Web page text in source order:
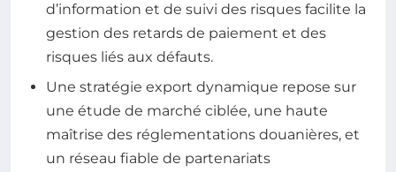
d’information et de suivi des risques facilite la
gestion des retards de paiement et des
risques liés aux défauts.
Une stratégie export dynamique repose sur
une étude de marché ciblée, une haute
maîtrise des réglementations douanières, et
un réseau fiable de partenariats